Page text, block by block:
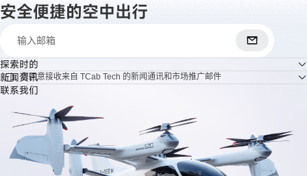
安全便捷的空中出行
您同意接收来自 TCab Tech 的新闻通讯和市场推广邮件
探索时的
我们的故事
投资与合作
招贤纳士
新闻资讯
最新动态
联系我们